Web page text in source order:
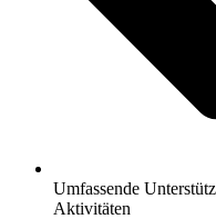
Umfassende
Aktivitäten